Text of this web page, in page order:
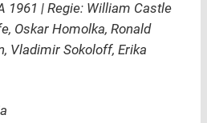
1961 | Regie: William Castle
Oskar Homolka, Ronald
Vladimir Sokoloff, Erika